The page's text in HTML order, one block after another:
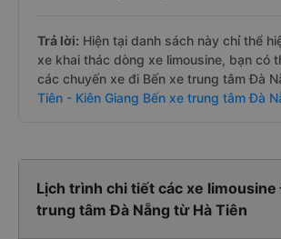
Trả lời: Hiện tại danh sách này chỉ thể
xe khai thác dòng xe limousine, bạn có
các chuyến xe đi Bến xe trung tâm Đà
Tiên - Kiên Giang Bến xe trung tâm Đà
Lịch trình chi tiết các xe limousine
trung tâm Đà Nẵng từ Hà Tiên